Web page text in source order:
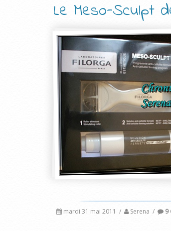
Le Meso-Sculpt
mardi 31 mai 2011 / Serena / 9